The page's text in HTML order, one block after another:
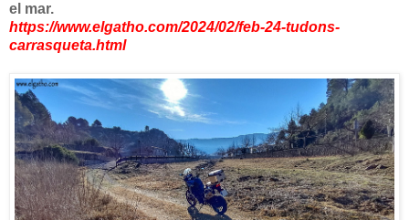
el mar.
https://www.elgatho.com/2024/02/feb-24-tudons-
carrasqueta.html